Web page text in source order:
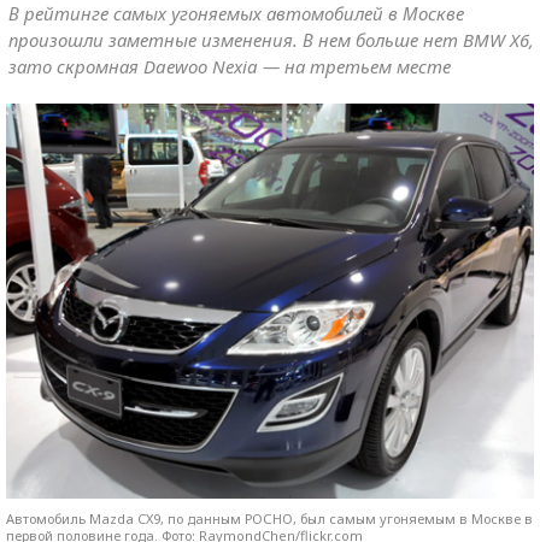
В рейтинге самых угоняемых автомобилей в Москве
произошли заметные изменения. В нем больше нет BMW X6,
зато скромная Daewoo Nexia — на третьем месте
Автомобиль Mazda CX9, по данным РОСНО, был самым угоняемым в Москве в
первой половине года. Фото: RaymondChen/flickr.com